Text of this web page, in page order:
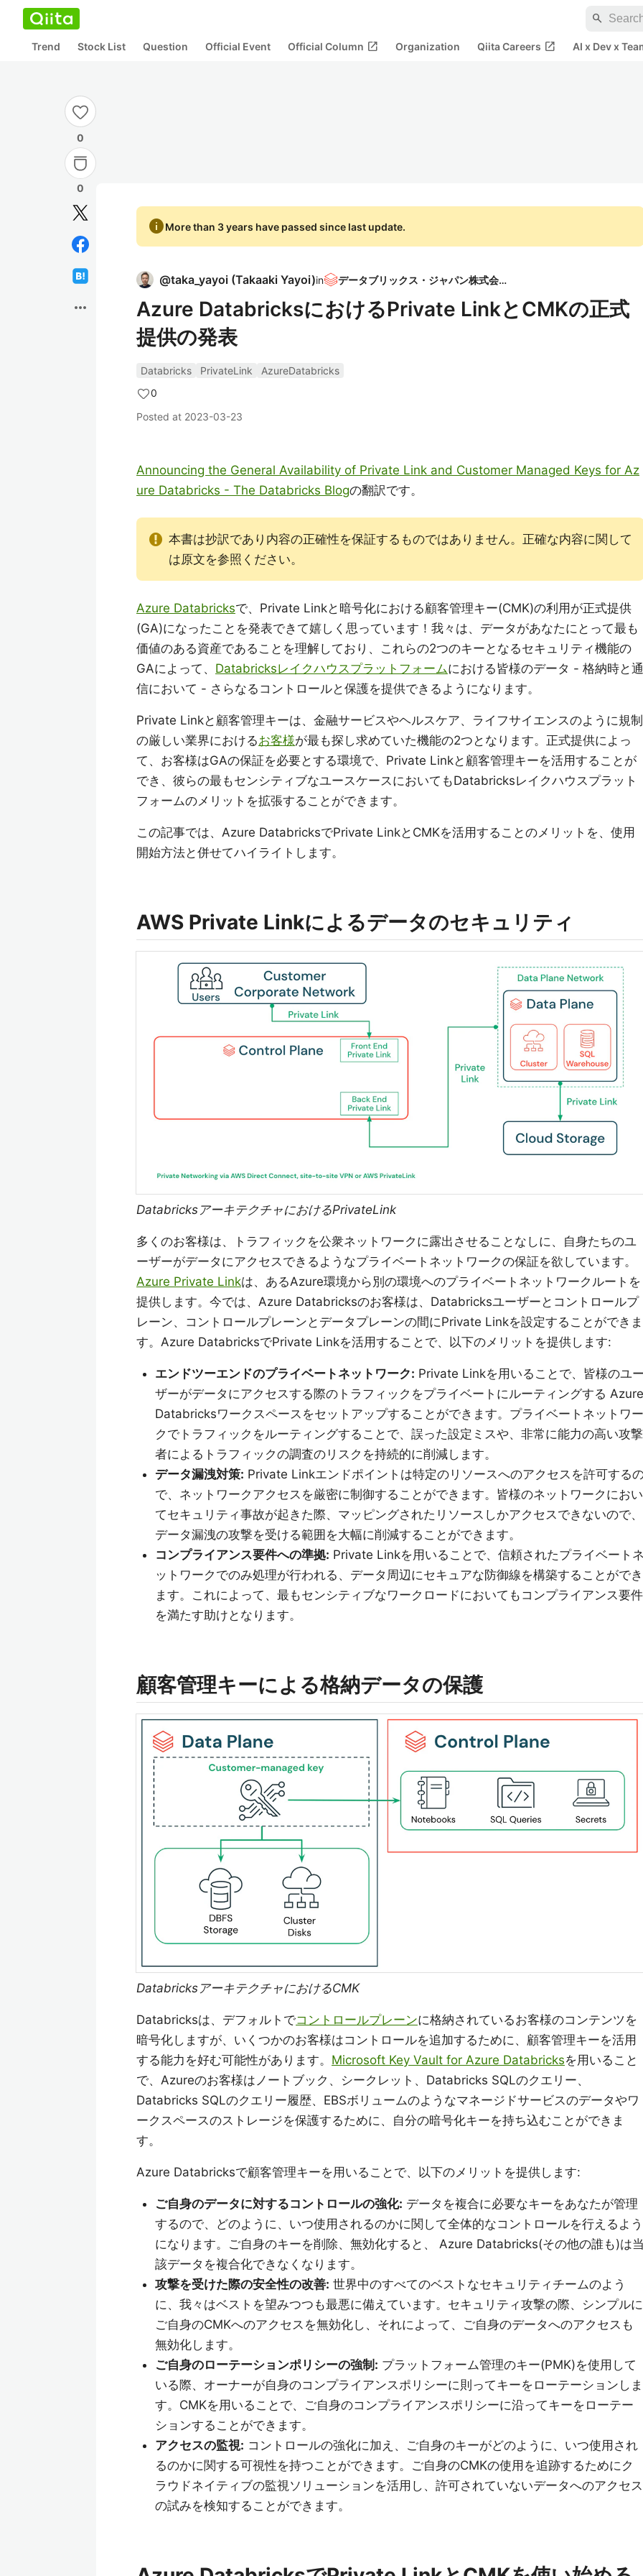
search
Trend Stock List Question Official Event Official Column open_in_new Organization Qiita Careers open_in_new AI x Dev x
0
0
more_horiz
infoMore than 3 years have passed since last update.
@taka_yayoi (Takaaki Yayoi)in データブリックス・ジャパン株式会社
Azure DatabricksにおけるPrivate LinkとCMKの正式
提供の発表
Databricks PrivateLink
AzureDatabricks
0
Posted at 2023-03-23
Announcing the General Availability of Private Link and Customer Managed Keys for Az
ure Databricks - The Databricks Blogの翻訳です。
本書は抄訳であり内容の正確性を保証するものではありません。正確な内容に関して
は原文を参照ください。
Azure Databricksで、Private Linkと暗号化における顧客管理キー(CMK)の利用が正式提供
(GA)になったことを発表できて嬉しく思っています！我々は、データがあなたにとって最も
価値のある資産であることを理解しており、これらの2つのキーとなるセキュリティ機能の
GAによって、 Databricksレイクハウスプラットフォームにおける皆様のデータ - 格納時と通
信において - さらなるコントロールと保護を提供できるようになります。
Private Linkと顧客管理キーは、金融サービスやヘルスケア、ライフサイエンスのように規制
の厳しい業界におけるお客様が最も探し求めていた機能の2つとなります。正式提供によっ
て、お客様はGAの保証を必要とする環境で、Private Linkと顧客管理キーを活用することが
でき、彼らの最もセンシティブなユースケースにおいてもDatabricksレイクハウスプラット
フォームのメリットを拡張することができます。
この記事では、Azure DatabricksでPrivate LinkとCMKを活用することのメリットを、使用
開始方法と併せてハイライトします。
AWS Private Linkによるデータのセキュリティ
DatabricksアーキテクチャにおけるPrivateLink
多くのお客様は、トラフィックを公衆ネットワークに露出させることなしに、自身たちのユ
ーザーがデータにアクセスできるようなプライベートネットワークの保証を欲しています。
Azure Private Linkは、あるAzure環境から別の環境へのプライベートネットワークルートを
提供します。今では、Azure Databricksのお客様は、Databricksユーザーとコントロールプ
レーン、コントロールプレーンとデータプレーンの間にPrivate Linkを設定することができま
す。Azure DatabricksでPrivate Linkを活用することで、以下のメリットを提供します:
エンドツーエンドのプライベートネットワーク: Private Linkを用いることで、皆様のユ
ザーがデータにアクセスする際のトラフィックをプライベートにルーティングする Azure
Databricksワークスペースをセットアップすることができます。プライベートネットワー
クでトラフィックをルーティングすることで、誤った設定ミスや、非常に能力の高い攻撃
者によるトラフィックの調査のリスクを持続的に削減します。
データ漏洩対策: Private Linkエンドポイントは特定のリソースへのアクセスを許可する
で、ネットワークアクセスを厳密に制御することができます。皆様のネットワークにおい
てセキュリティ事故が起きた際、マッピングされたリソースしかアクセスできないので、
データ漏洩の攻撃を受ける範囲を大幅に削減することができます。
コンプライアンス要件への準拠: Private Linkを用いることで、信頼されたプライベート
ットワークでのみ処理が行われる、データ周辺にセキュアな防御線を構築することができ
ます。これによって、最もセンシティブなワークロードにおいてもコンプライアンス要件
を満たす助けとなります。
顧客管理キーによる格納データの保護
DatabricksアーキテクチャにおけるCMK
Databricksは、デフォルトでコントロールプレーンに格納されているお客様のコンテンツを
暗号化しますが、いくつかのお客様はコントロールを追加するために、顧客管理キーを活用
する能力を好む可能性があります。 Microsoft Key Vault for Azure Databricksを用いること
で、Azureのお客様はノートブック、シークレット、Databricks SQLのクエリー、
Databricks SQLのクエリー履歴、EBSボリュームのようなマネージドサービスのデータやワ
ークスペースのストレージを保護するために、自分の暗号化キーを持ち込むことができま
す。
Azure Databricksで顧客管理キーを用いることで、以下のメリットを提供します:
ご自身のデータに対するコントロールの強化: データを複合に必要なキーをあなたが管理
するので、どのように、いつ使用されるのかに関して全体的なコントロールを行えるよう
になります。ご自身のキーを削除、無効化すると、 Azure Databricks(その他の誰も)は
該データを複合化できなくなります。
攻撃を受けた際の安全性の改善: 世界中のすべてのベストなセキュリティチームのよう
に、我々はベストを望みつつも最悪に備えています。セキュリティ攻撃の際、シンプルに
ご自身のCMKへのアクセスを無効化し、それによって、ご自身のデータへのアクセスも
無効化します。
ご自身のローテーションポリシーの強制: プラットフォーム管理のキー(PMK)を使用して
いる際、オーナーが自身のコンプライアンスポリシーに則ってキーをローテーションしま
す。CMKを用いることで、ご自身のコンプライアンスポリシーに沿ってキーをローテー
ションすることができます。
アクセスの監視: コントロールの強化に加え、ご自身のキーがどのように、いつ使用され
るのかに関する可視性を持つことができます。ご自身のCMKの使用を追跡するためにク
ラウドネイティブの監視ソリューションを活用し、許可されていないデータへのアクセス
の試みを検知することができます。